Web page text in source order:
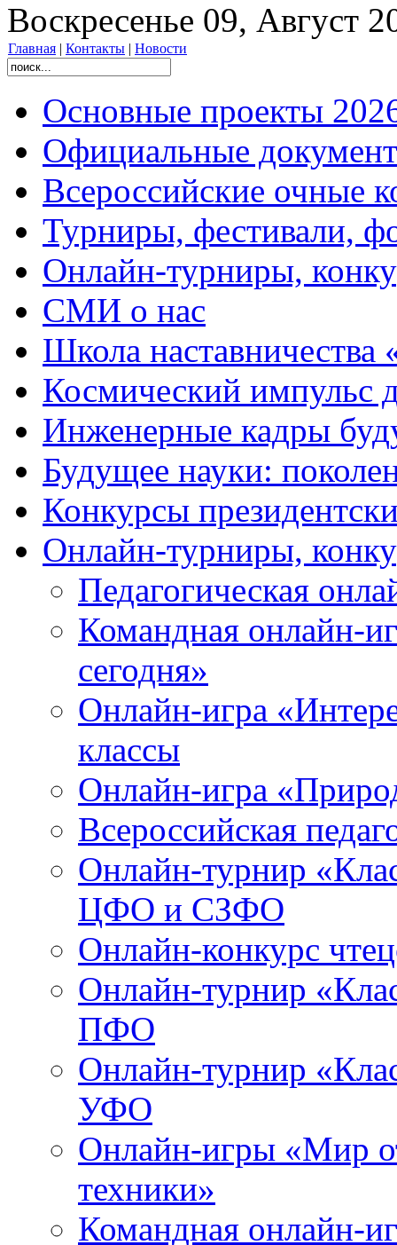
Воскресенье 09, Август
Главная | Контакты | Новости
Основные проекты
Официальные
Всероссийские очные
Турниры, фестивали,
Онлайн-турниры,
СМИ о нас
Школа
Космический импульс
Инженерные кадры
Будущее науки:
Конкурсы
Онлайн-турниры,
Педагогическая
Командная онлайн-
сегодня»
Онлайн-игра
классы
Онлайн-игра
Всероссийская
Онлайн-турнир
ЦФО и СЗФО
Онлайн-конкурс
Онлайн-турнир
ПФО
Онлайн-турнир
УФО
Онлайн-игры «Мир
техники»
Командная онлайн-